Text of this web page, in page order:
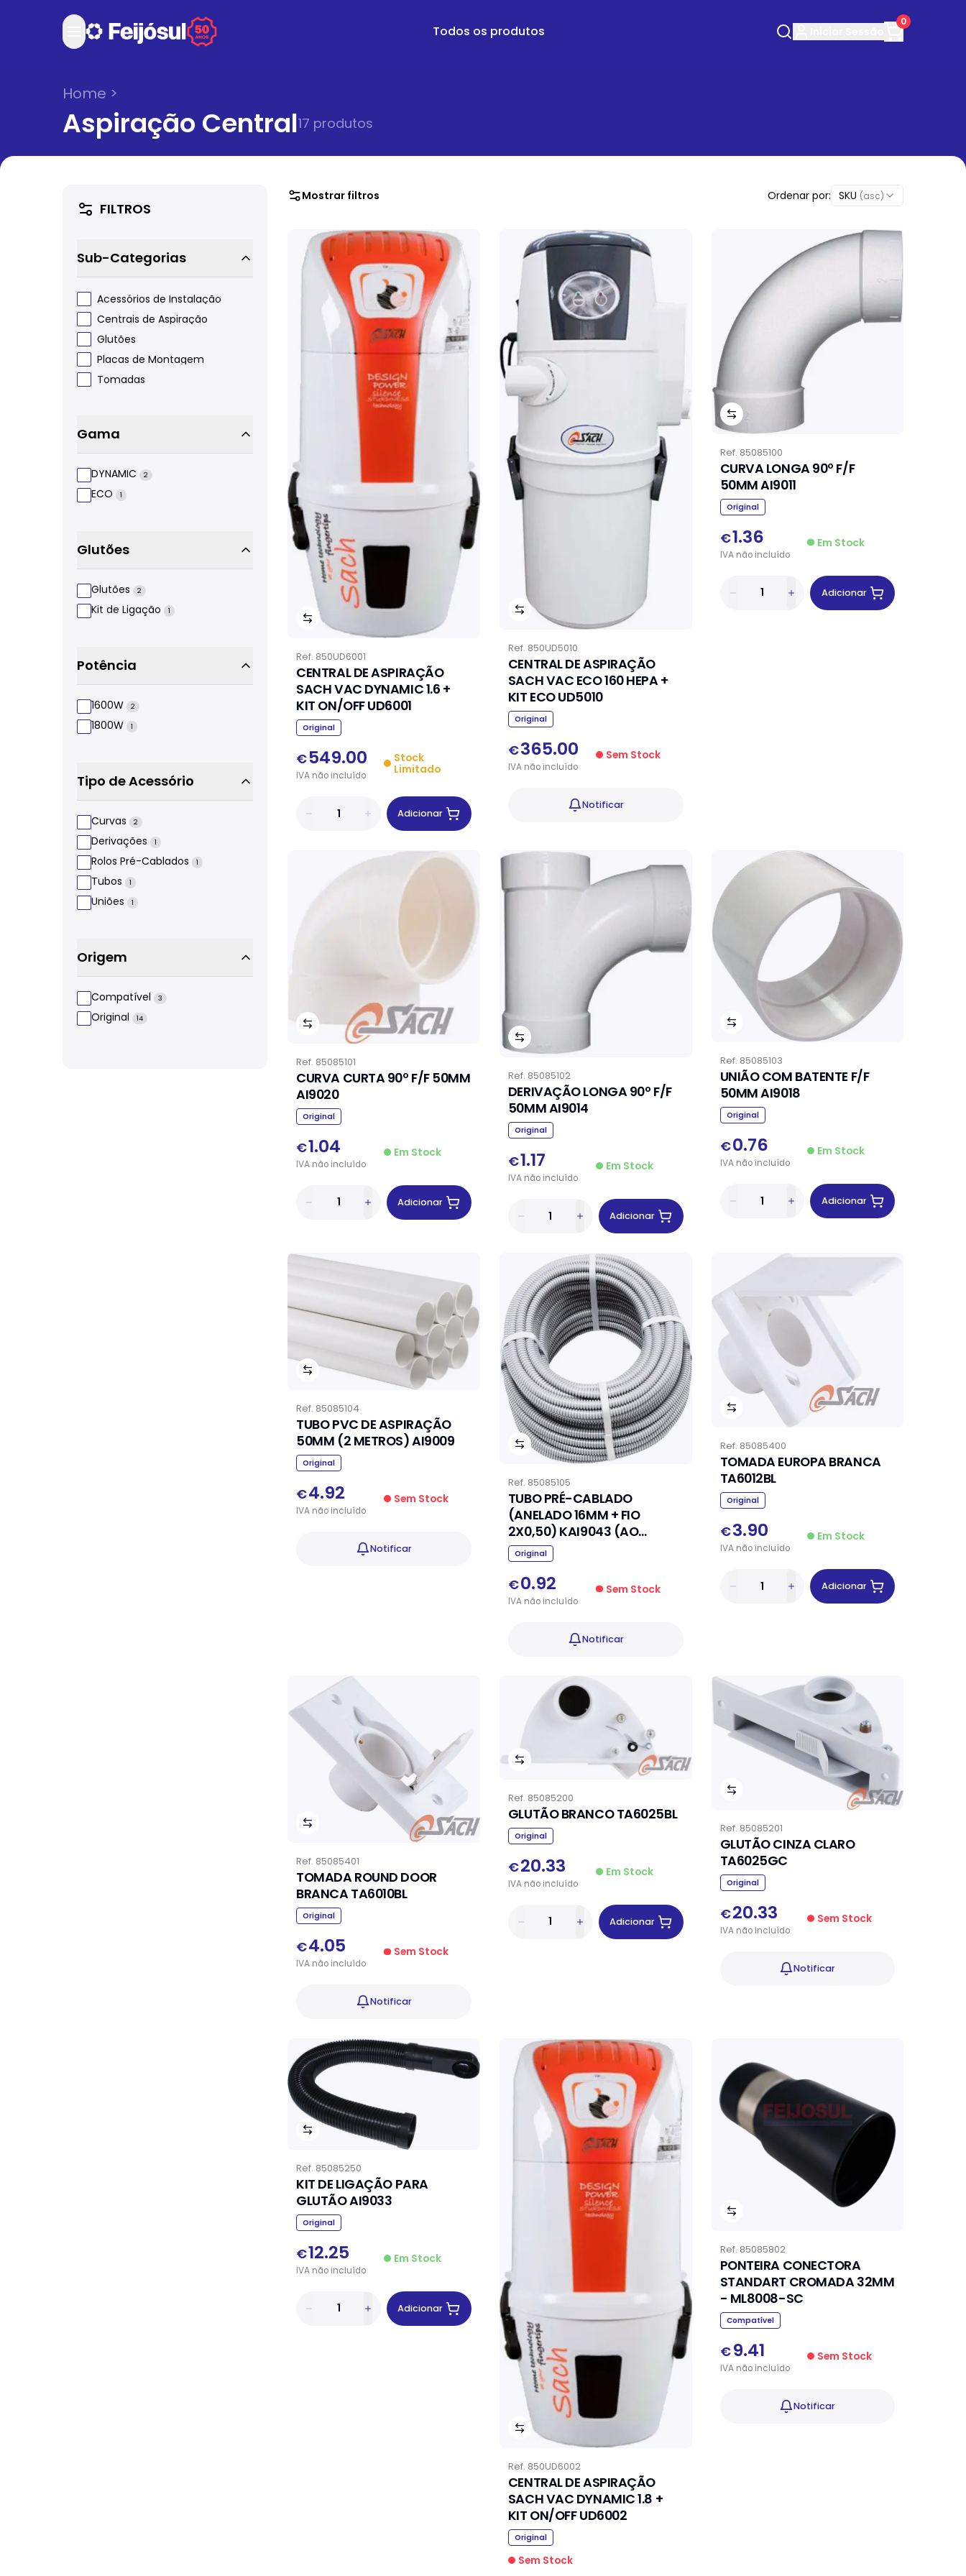
Todos os produtos
0
Home >
Aspiração Central17 produtos
FILTROS
Sub-Categorias
Acessórios de Instalação
Centrais de Aspiração
Glutões
Placas de Montagem
Tomadas
Gama
DYNAMIC 2
ECO 1
Glutões
Glutões 2
Kit de Ligação 1
Potência
1600W 2
1800W 1
Tipo de Acessório
Curvas 2
Derivações 1
Rolos Pré-Cablados 1
Tubos 1
Uniões 1
Origem
Compatível 3
Original 14
Mostrar filtros Ordenar por: SKU (asc)
Ref. 850UD6001
CENTRAL DE ASPIRAÇÃO
SACH VAC DYNAMIC 1.6 +
KIT ON/OFF UD6001
Original
€549.00
IVA não incluído
Stock
Limitado
Adicionar
Ref. 850UD5010
CENTRAL DE ASPIRAÇÃO
SACH VAC ECO 160 HEPA +
KIT ECO UD5010
Original
€365.00
IVAnãoincluído
Sem Stock
Notificar
Ref. 85085100
CURVA LONGA 90º F/F
50MM AI9011
Original
€1.36
IVAnãoincluído
Em Stock
Adicionar
Ref. 85085101
CURVA CURTA 90º F/F 50MM
AI9020
Original
€1.04
IVA não incluído
Em Stock
Adicionar
Ref. 85085102
DERIVAÇÃO LONGA 90º F/F
50MM AI9014
Original
€1.17
IVAnãoincluído
Em Stock
Adicionar
Ref. 85085103
UNIÃO COM BATENTE F/F
50MM AI9018
Original
€0.76
IVAnãoincluído
Em Stock
Adicionar
Ref. 85085104
TUBO PVC DE ASPIRAÇÃO
50MM (2 METROS) AI9009
Original
€4.92
IVA não incluído
Sem Stock
Notificar
Ref. 85085105
TUBO PRÉ-CABLADO
(ANELADO 16MM + FIO
2X0,50) KAI9043 (AO
METRO)
Original
€0.92
IVAnãoincluído
Sem Stock
Notificar
Ref. 85085400
TOMADA EUROPA BRANCA
TA6012BL
Original
€3.90
IVAnãoincluído
Em Stock
Adicionar
Ref. 85085401
TOMADA ROUND DOOR
BRANCA TA6010BL
Original
€4.05
IVA não incluído
Sem Stock
Notificar
Ref. 85085200
GLUTÃO BRANCO TA6025BL
Original
€20.33
IVAnãoincluído
Em Stock
Adicionar
Ref. 85085201
GLUTÃO CINZA CLARO
TA6025GC
Original
€20.33
IVAnãoincluído
Sem Stock
Notificar
Ref. 85085250
KIT DE LIGAÇÃO PARA
GLUTÃO AI9033
Original
€12.25
IVA não incluído
Em Stock
Adicionar
Ref. 850UD6002
CENTRAL DE ASPIRAÇÃO
SACH VAC DYNAMIC 1.8 +
KIT ON/OFF UD6002
Original
Sem Stock
Ref. 85085802
PONTEIRA CONECTORA
STANDART CROMADA 32MM
- ML8008-SC
Compatível
€9.41
IVAnãoincluído
Sem Stock
Notificar